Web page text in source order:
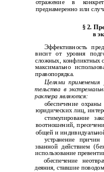
отражение в
преднамеренно или
§ 2.
в
Эффективность
висит от уровня
сложных, конфликтных
максимально
правопорядка.
Целями применения
тельства в
рактера являются:
обеспечение
юридических лиц,
стимулирование
воотношений,
общей и
устранение
званной действием
использование
обеспечение
деяния, ставшие